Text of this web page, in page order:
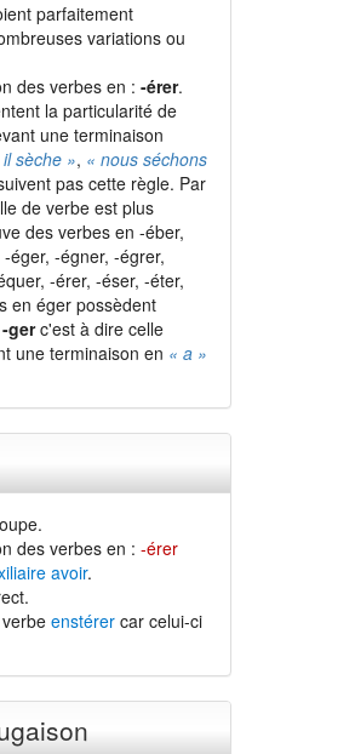
parfaitement
variations ou
des verbes en : -érer.
la particularité de
une terminaison
il sèche », « nous séchons
pas cette règle. Par
de verbe est plus
des verbes en -éber,
éger, -égner, -égrer,
-érer, -éser, -éter,
en éger possèdent
-gerc'est à dire celle
une terminaison en « a »
des verbes en : -érer
avoir.
enstérercar celui-ci